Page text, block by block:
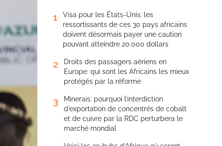
1
Visa pour les États-Unis: les
ressortissants de ces 30 pays africains
doivent désormais payer une caution
pouvant atteindre 20.000 dollars
2
Droits des passagers aériens en
Europe: qui sont les Africains les mieux
protégés par la réforme
3
Minerais: pourquoi l’interdiction
d’exportation de concentrés de cobalt
et de cuivre par la RDC perturbera le
marché mondial